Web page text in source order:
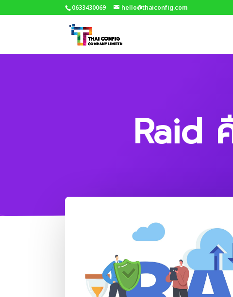
0633430069 hello@thaiconfig.com
Raid